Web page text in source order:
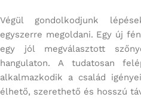
Végül gondolkodjunk
egyszerre megoldani. Egy új
egy jól megválasztott
hangulaton. A tudatosan
alkalmazkodik a család
élhető, szerethető és hosszú